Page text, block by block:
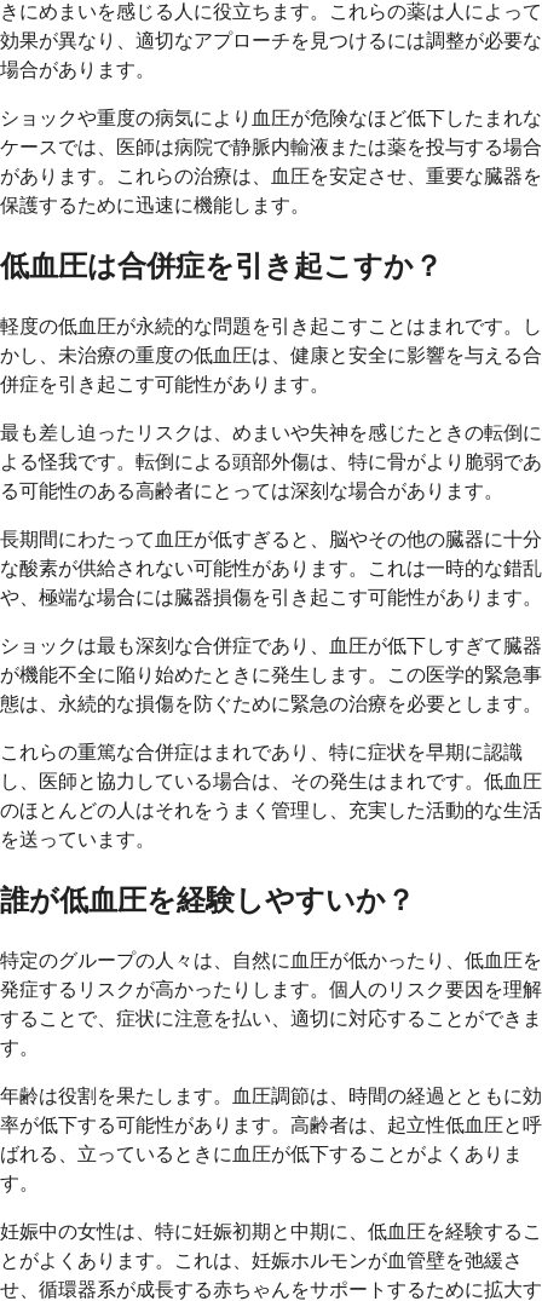
きにめまいを感じる人に役立ちます。これらの薬は人によって
効果が異なり、適切なアプローチを見つけるには調整が必要な
場合があります。
ショックや重度の病気により血圧が危険なほど低下したまれな
ケースでは、医師は病院で静脈内輸液または薬を投与する場合
があります。これらの治療は、血圧を安定させ、重要な臓器を
保護するために迅速に機能します。
低血圧は合併症を引き起こすか？
軽度の低血圧が永続的な問題を引き起こすことはまれです。し
かし、未治療の重度の低血圧は、健康と安全に影響を与える合
併症を引き起こす可能性があります。
最も差し迫ったリスクは、めまいや失神を感じたときの転倒に
よる怪我です。転倒による頭部外傷は、特に骨がより脆弱であ
る可能性のある高齢者にとっては深刻な場合があります。
長期間にわたって血圧が低すぎると、脳やその他の臓器に十分
な酸素が供給されない可能性があります。これは一時的な錯乱
や、極端な場合には臓器損傷を引き起こす可能性があります。
ショックは最も深刻な合併症であり、血圧が低下しすぎて臓器
が機能不全に陥り始めたときに発生します。この医学的緊急事
態は、永続的な損傷を防ぐために緊急の治療を必要とします。
これらの重篤な合併症はまれであり、特に症状を早期に認識
し、医師と協力している場合は、その発生はまれです。低血圧
のほとんどの人はそれをうまく管理し、充実した活動的な生活
を送っています。
誰が低血圧を経験しやすいか？
特定のグループの人々は、自然に血圧が低かったり、低血圧を
発症するリスクが高かったりします。個人のリスク要因を理解
することで、症状に注意を払い、適切に対応することができま
す。
年齢は役割を果たします。血圧調節は、時間の経過とともに効
率が低下する可能性があります。高齢者は、起立性低血圧と呼
ばれる、立っているときに血圧が低下することがよくありま
す。
妊娠中の女性は、特に妊娠初期と中期に、低血圧を経験するこ
とがよくあります。これは、妊娠ホルモンが血管壁を弛緩さ
せ、循環器系が成長する赤ちゃんをサポートするために拡大す